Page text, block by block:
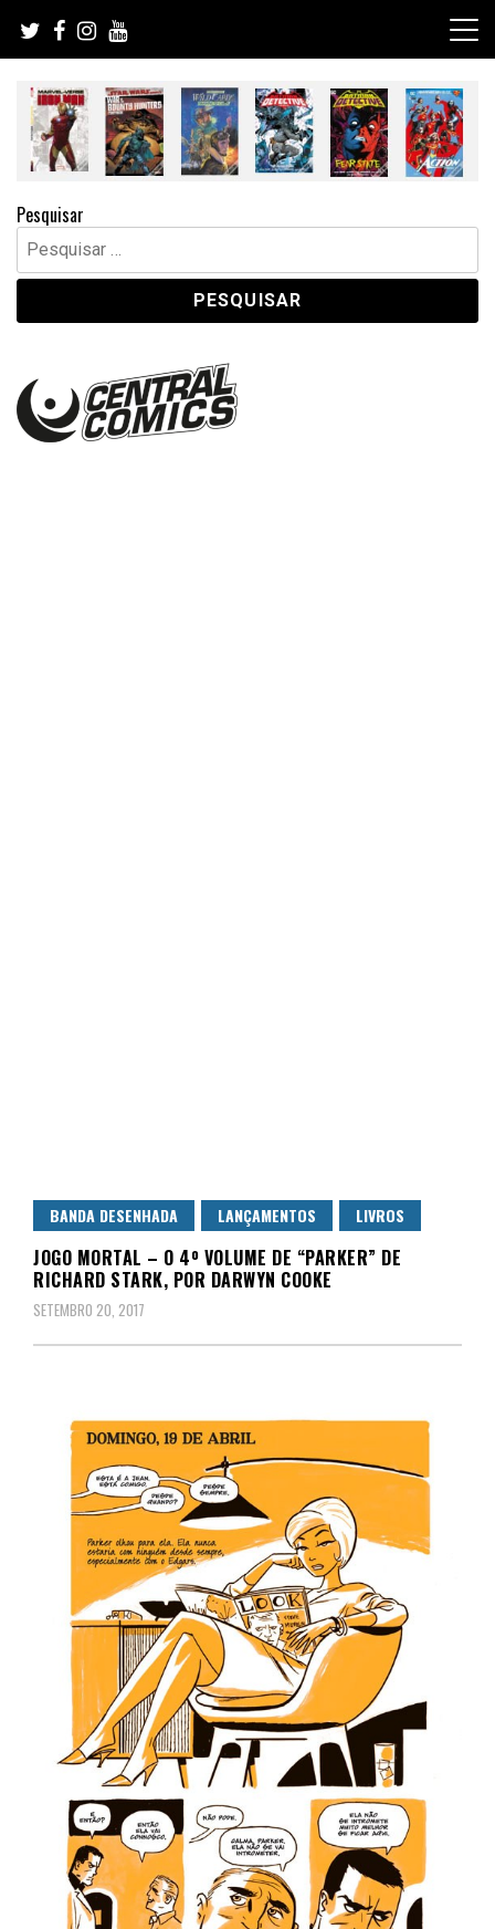
content
Pesquisar
Pesquisar
por:
BANDA DESENHADA LANÇAMENTOS LIVROS
JOGO MORTAL – O 4º VOLUME DE “PARKER” DE
RICHARD STARK, POR DARWYN COOKE
SETEMBRO 20, 2017